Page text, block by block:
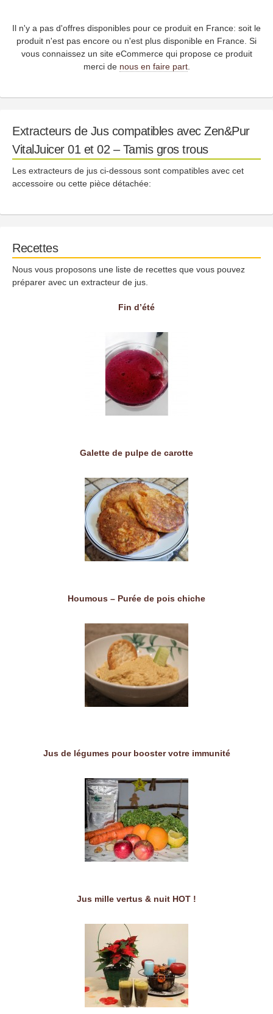
Il n'y a pas d'offres disponibles pour ce produit en France: soit le
produit n'est pas encore ou n'est plus disponible en France. Si
vous connaissez un site eCommerce qui propose ce produit
merci de nous en faire part.
Extracteurs de Jus compatibles avec Zen&Pur
VitalJuicer 01 et 02 – Tamis gros trous
Les extracteurs de jus ci-dessous sont compatibles avec cet
accessoire ou cette pièce détachée:
Recettes
Nous vous proposons une liste de recettes que vous pouvez
préparer avec un extracteur de jus.
Fin d’été
Galette de pulpe de carotte
Houmous – Purée de pois chiche
Jus de légumes pour booster votre immunité
Jus mille vertus & nuit HOT !